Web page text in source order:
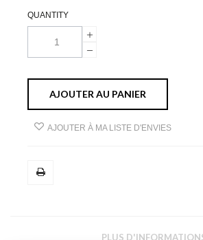
QUANTITY
AJOUTER AU PANIER
AJOUTER À MA LISTE D'ENVIES
PLUS